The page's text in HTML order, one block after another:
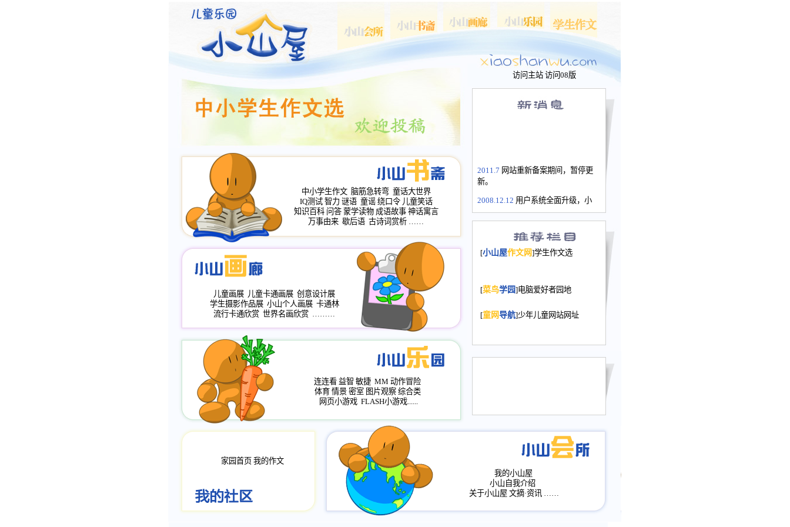
访问主站 访问08版
2011.7 网站重新备案期间，暂停更
新。
2008.12.12 用户系统全面升级，小
长会、家园网－个人空间，用户一
次注册全部通行。
2008.12.12家园网正式运行，域
年，2009版提前启用，小山屋全面
小山画廊均增加多个新栏目。。
评分、顶功能，作文宝典改版。
[小山屋作文网]学生作文选
[菜鸟学园]电脑爱好者园地
[童网导航]少年儿童网站网址
中小学生作文 脑筋急转弯 童话大世界
IQ测试 智力 谜语 童谣 绕口令 儿童笑话
知识百科 问答 蒙学读物 成语故事 神话寓言
万事由来 歇后语 古诗词赏析 ……
儿童画展 儿童卡通画展 创意设计展
学生摄影作品展 小山个人画展 卡通林
流行卡通欣赏 世界名画欣赏 ………
连连看 益智 敏捷 MM 动作冒险
体育 情景 密室 图片观察 综合类
网页小游戏 FLASH小游戏......
家园首页 我的作文
我的小山屋
小山自我介绍
关于小山屋 文摘·资讯 ……